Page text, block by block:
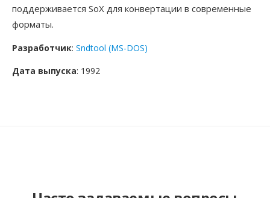
поддерживается SoX для конвертации в современные
форматы.
Разработчик: Sndtool (MS-DOS)
Дата выпуска: 1992